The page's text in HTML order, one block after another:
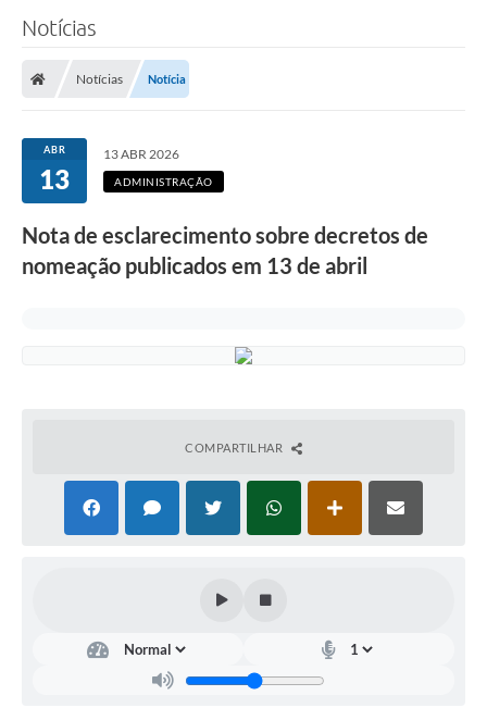
Notícias
Notícias Notícia
ABR
13
13 ABR 2026
ADMINISTRAÇÃO
Nota de esclarecimento sobre decretos de
nomeação publicados em 13 de abril
COMPARTILHAR